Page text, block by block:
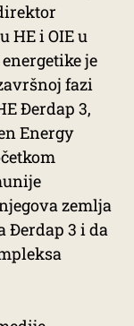
HE i OIE u
je
fazi
Đerdap 3,
Energy
zemlja
Đerdap 3 i da